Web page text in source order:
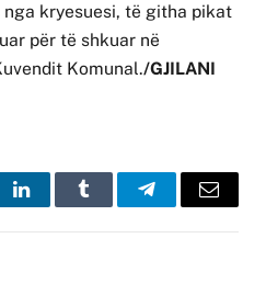
nga kryesuesi, të githa pikat
për të shkuar në
Komunal./GJILANI
LinkedInTumblr TelegramEmail